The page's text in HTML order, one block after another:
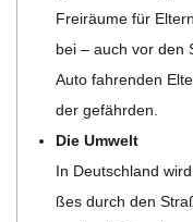
Frei­räume für
bei – auch vor den
Auto fah­ren­den
der gefährden.
Die Umwelt
In Deutsch­land
ßes durch den